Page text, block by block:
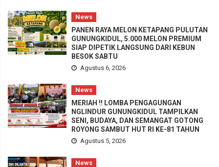
News
PANEN RAYA MELON KETAPANG PULUTAN
GUNUNGKIDUL, 5.000 MELON PREMIUM
SIAP DIPETIK LANGSUNG DARI KEBUN
BESOK SABTU
Agustus 6, 2026
News
MERIAH !! LOMBA PENGAGUNGAN
NGLINDUR GUNUNGKIDUL TAMPILKAN
SENI, BUDAYA, DAN SEMANGAT GOTONG
ROYONG SAMBUT HUT RI KE-81 TAHUN
Agustus 5, 2026
News